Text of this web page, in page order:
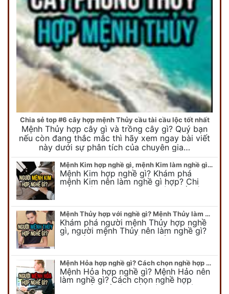
Chia sẻ top #6 cây hợp mệnh Thủy cầu tài cầu lộc tốt nhất
Mệnh Thủy hợp cây gì và trồng cây gì? Quý bạn
nếu còn đang thắc mắc thì hãy xem ngay bài viết
này dưới sự phân tích của chuyên gia…
Mệnh Kim hợp nghề gì, mệnh Kim làm nghề gì để #Phát Tài Lộc
Mệnh Kim hợp nghề gì? Khám phá
mệnh Kim nên làm nghề gì hợp? Chi
tiết người mang kim hợp với nghề gì sẽ
Mệnh Thủy hợp với nghề gì? Mệnh Thủy làm nghề gì để #Ăn nên làm ra
Khám phá người mệnh Thủy hợp nghề
gì, người mệnh Thủy nên làm nghề gì?
Chi tiết nghề hợp mệnh Thủy sẽ được
Mệnh Hỏa hợp nghề gì? Cách chọn nghề hợp mệnh Hỏa hút nhiều tài lộc
Mệnh Hỏa hợp nghề gì? Mệnh Hảo nên
làm nghề gì? Cách chọn nghề hợp
mệnh Hỏa để hút nhiều tài lộc. Giúp